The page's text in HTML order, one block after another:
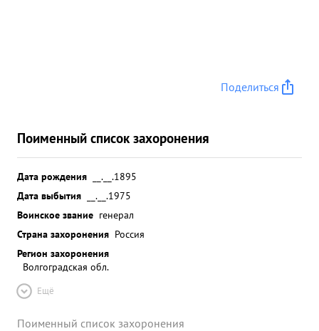
Поделиться
Поименный список захоронения
Дата рождения
__.__.1895
Дата выбытия
__.__.1975
Воинское звание генерал
Страна захоронения Россия
Регион захоронения
Волгоградская обл.
Ещё
Поименный список захоронения